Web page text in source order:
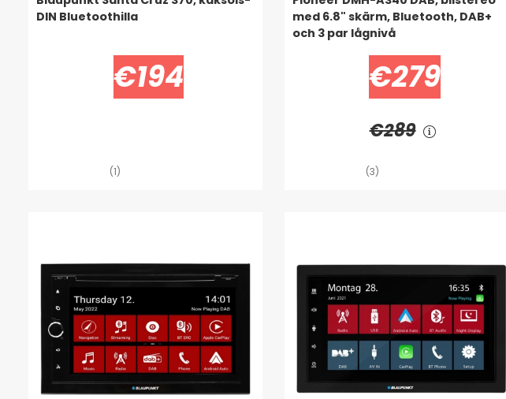
DIN Bluetoothilla
€194
(1)
med 6.8" skärm, Bluetooth, DAB+
och 3 par lågnivå
€279
€289
(3)